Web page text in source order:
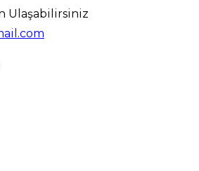
Ulaşabilirsiniz